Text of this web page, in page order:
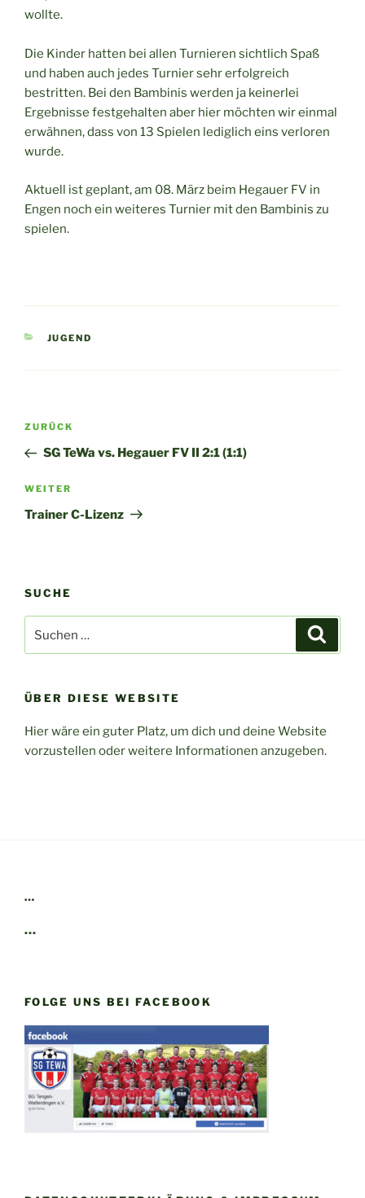
wollte.
Die Kinder hatten bei allen Turnieren sichtlich Spaß
und haben auch jedes Turnier sehr erfolgreich
bestritten. Bei den Bambinis werden ja keinerlei
Ergebnisse festgehalten aber hier möchten wir einmal
erwähnen, dass von 13 Spielen lediglich eins verloren
wurde.
Aktuell ist geplant, am 08. März beim Hegauer FV in
Engen noch ein weiteres Turnier mit den Bambinis zu
spielen.
KATEGORIEN
JUGEND
Beitragsnavigation
Vorheriger
Beitrag
ZURÜCK
SG TeWa vs. Hegauer FV II 2:1 (1:1)
Nächster
Beitrag
WEITER
Trainer C-Lizenz
SUCHE
nach:
ÜBER DIESE WEBSITE
Hier wäre ein guter Platz, um dich und deine Website
vorzustellen oder weitere Informationen anzugeben.
…
…
FOLGE UNS BEI FACEBOOK